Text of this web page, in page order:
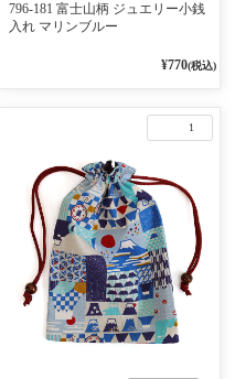
796-181 富士山柄 ジュエリー小銭
入れ マリンブルー
¥770(税込)
1